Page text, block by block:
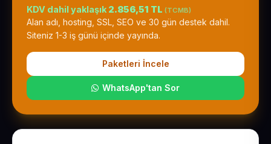
KDV dahil yaklaşık 2.856,51 TL (TCMB)
Alan adı, hosting, SSL, SEO ve 30 gün destek dahil.
Siteniz 1-3 iş günü içinde yayında.
Paketleri İncele
WhatsApp'tan Sor